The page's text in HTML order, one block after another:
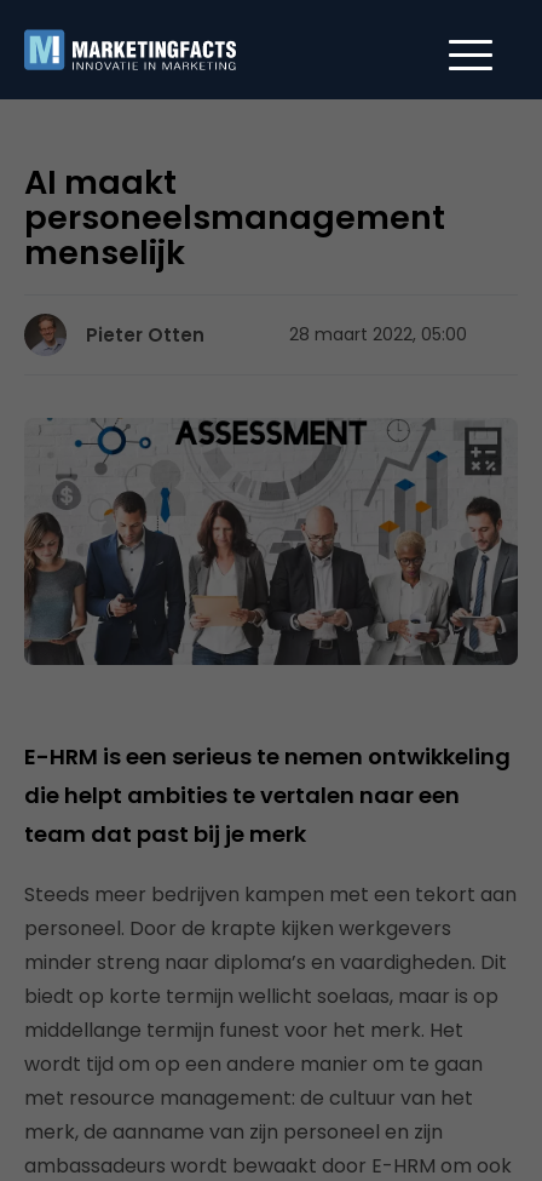
AI maakt
personeelsmanagement
menselijk
Pieter Otten 28 maart 2022, 05:00
E-HRM is een serieus te nemen ontwikkeling
die helpt ambities te vertalen naar een
team dat past bij je merk
Steeds meer bedrijven kampen met een tekort aan
personeel. Door de krapte kijken werkgevers
minder streng naar diploma’s en vaardigheden. Dit
biedt op korte termijn wellicht soelaas, maar is op
middellange termijn funest voor het merk. Het
wordt tijd om op een andere manier om te gaan
met resource management: de cultuur van het
merk, de aanname van zijn personeel en zijn
ambassadeurs wordt bewaakt door E-HRM om ook